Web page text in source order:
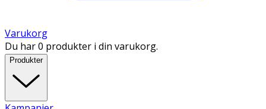
Varukorg
Du har 0 produkter i din varukorg.
Produkter